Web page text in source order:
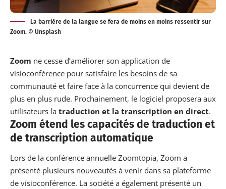
La barrière de la langue se fera de moins en moins ressentir sur
Zoom. © Unsplash
Zoom ne cesse d’améliorer son application de
visioconférence pour satisfaire les besoins de sa
communauté et faire face à la concurrence qui devient de
plus en plus rude. Prochainement, le logiciel proposera aux
utilisateurs la traduction et la transcription en direct.
Zoom étend les capacités de traduction et
de transcription automatique
Lors de la conférence annuelle Zoomtopia, Zoom a
présenté plusieurs nouveautés à venir dans sa plateforme
de visioconférence. La société a également présenté un